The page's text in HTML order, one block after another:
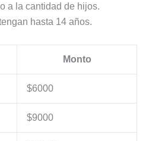
a la cantidad de hijos.
hasta 14 años.
Monto
$6000
$9000